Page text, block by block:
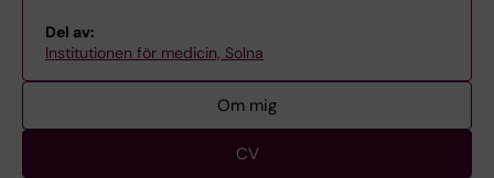
Del av:
Institutionen för medicin, Solna
Om mig
CV